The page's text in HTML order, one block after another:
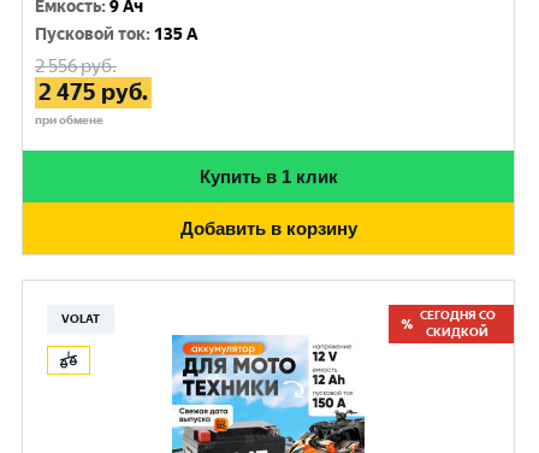
Емкость:9 Ач
Пусковой ток: 135 A
2 556руб.
2 475 руб.
при обмене
Купить в 1 клик
Добавить в корзину
VOLAT
СЕГОДНЯ СО
СКИДКОЙ